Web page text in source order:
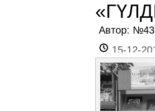
Автор:
15-12-